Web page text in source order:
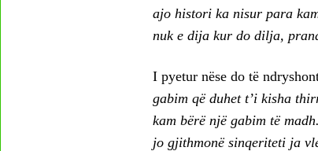
ajo histori ka nisur para
nuk e dija kur do dilja,
I pyetur nëse do të
gabim që duhet t’i kisha
kam bërë një gabim të
jo gjithmonë sinqeriteti ja